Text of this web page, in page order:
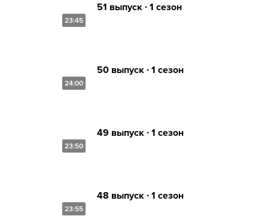
23:45
51 выпуск ∙ 1 сезон
24:00
50 выпуск ∙ 1 сезон
23:50
49 выпуск ∙ 1 сезон
23:55
48 выпуск ∙ 1 сезон